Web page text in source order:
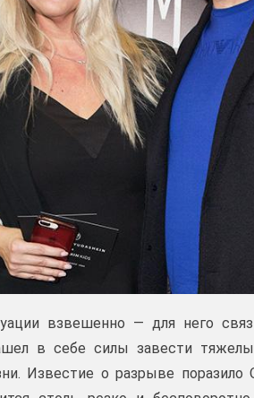
взвешенно — для него
в себе силы завести
Известие о разрыве поразило